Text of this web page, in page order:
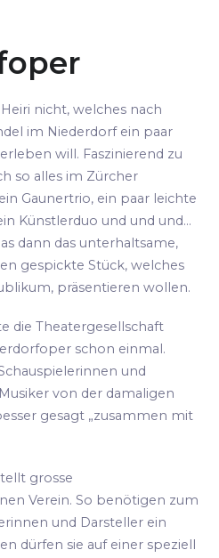
nicht, welches nach
im Niederdorf ein paar
will. Faszinierend zu
so alles im Zürcher
Gaunertrio, ein paar leichte
Künstlerduo und und und...
dann das unterhaltsame,
gespickte Stück, welches
präsentieren wollen.
die Theatergesellschaft
schon einmal.
und
von der damaligen
gesagt „zusammen mit
grosse
Verein. So benötigen zum
und Darsteller ein
dürfen sie auf einer speziell